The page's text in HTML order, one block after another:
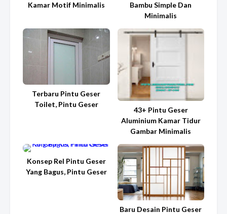
Kamar Motif Minimalis
Bambu Simple Dan
Minimalis
Terbaru Pintu Geser
Toilet, Pintu Geser
43+ Pintu Geser
Aluminium Kamar Tidur
Gambar Minimalis
Konsep Rel Pintu Geser
Yang Bagus, Pintu Geser
Baru Desain Pintu Geser